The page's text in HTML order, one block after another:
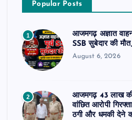
Popular Posts
1
आजमगढ़ अज्ञात
SSB सुबेदार की
August 6, 2026
2
आजमगढ़ 43 लाख
वांछित आरोपी
ठगी और धमकी देने